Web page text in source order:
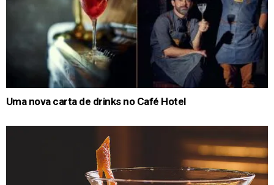
Uma nova carta de drinks no Café Hotel